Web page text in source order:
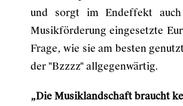
und sorgt im Endeffekt
Musikförderung eingesetzte
Frage, wie sie am besten
der "Bzzzz" allgegenwärtig.
„Die Musiklandschaft braucht